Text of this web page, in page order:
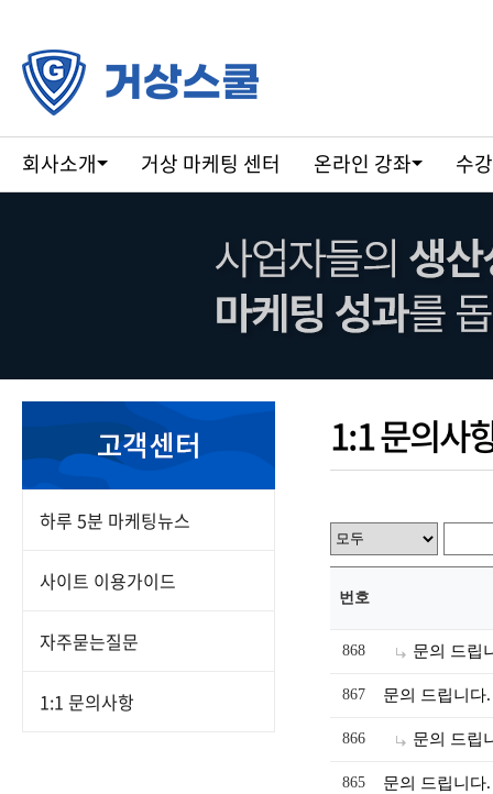
회사소개 거상 마케팅 센터 온라인 강좌 수
1:1 문의사
번호
868 문의 드립
867 문의 드립니다.
866 문의 드립
865 문의 드립니다.
하루 5분 마케팅뉴스
사이트 이용가이드
자주묻는질문
1:1 문의사항